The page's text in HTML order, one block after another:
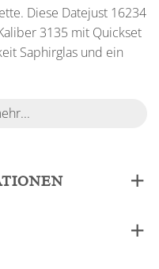
Diese Datejust 16234
3135 mit Quickset
Saphirglas und ein